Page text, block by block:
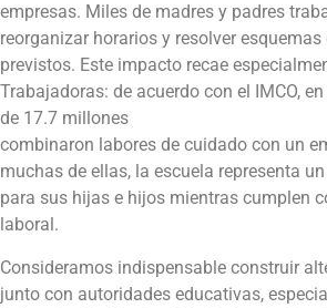
empresas. Miles de madres y padres
reorganizar horarios y resolver
previstos. Este impacto recae
Trabajadoras: de acuerdo con el IMCO,
de 17.7 millones
combinaron labores de cuidado con un
muchas de ellas, la escuela representa
para sus hijas e hijos mientras cumplen
laboral.
Consideramos indispensable construir
junto con autoridades educativas,